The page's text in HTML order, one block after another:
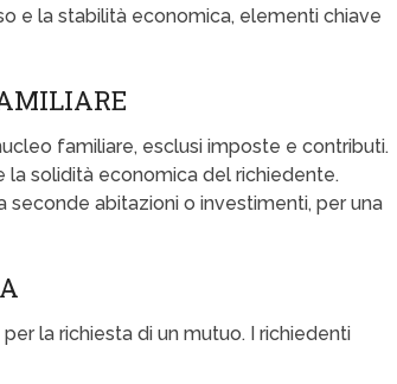
e la stabilità economica, elementi chiave
familiare, esclusi imposte e contributi.
la solidità economica del richiedente.
seconde abitazioni o investimenti, per una
la richiesta di un mutuo. I richiedenti